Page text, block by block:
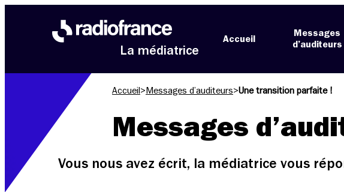
La médiatrice
Accueil
Messages
d’auditeurs
Accueil > Messages d’auditeurs>Une transition parfaite !
Messages
Vous nous avez écrit, la médiatrice vous